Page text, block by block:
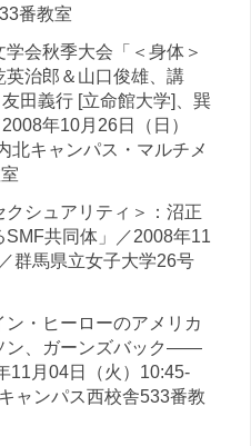
番教室
会秋季大会「＜身体＞
治郎＆山口俊雄、講
田義行 [立命館大学]、巽
年10月26日（日）
北キャンパス・マルチメ
シュアリティ＞：沼正
共同体」／2008年11
群馬県立女子大学26号
・ヒーローのアメリカ
ン、ガーンズバック——
11月04日（火）10:45-
ャンパス西校舎533番教